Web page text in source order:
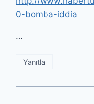
0-bomba-iddia
…
Yanıtla